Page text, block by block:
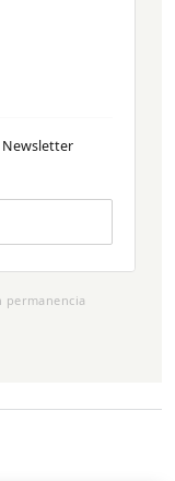
Newsletter
permanencia